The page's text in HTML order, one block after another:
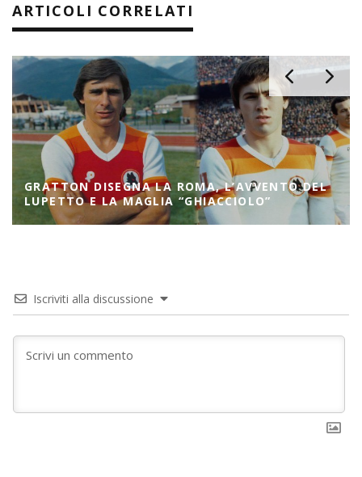
ARTICOLI CORRELATI
GRATTON DISEGNA LA ROMA, L’AVVENTO DEL
LUPETTO E LA MAGLIA “GHIACCIOLO”
Iscriviti alla discussione